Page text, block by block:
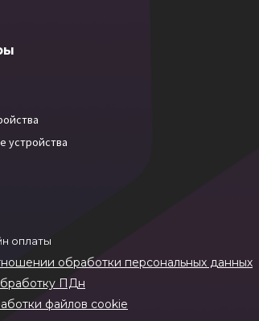
устройства
оплаты
обработки персональных данных
ПДн
файлов cookie